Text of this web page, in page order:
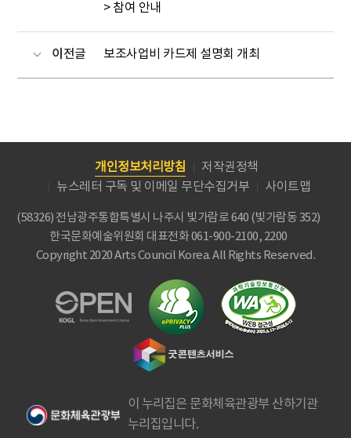
> 참여 안내
이전글 보조사업비 카드제 설명회 개최
개인정보처리방침
저작권정책
뉴스레터 구독 및 이메일 무단수집거부
사이트맵
(58326) 전남광주통합특별시 나주시 빛가람로 640 (빛가람동 352)
한국문화예술위원회 대표전화 061-900-2100, 2200
Copyright 2020 Arts Council Korea. All Rights Reserved.
이 누리집은 문화체육관광부 산하기관
누리집입니다.